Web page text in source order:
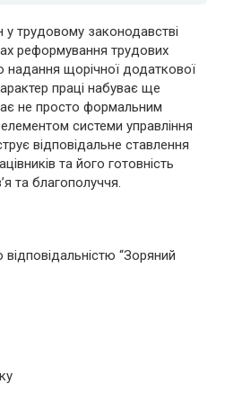
у трудовому законодавстві
реформування трудових
надання щорічної додаткової
праці набуває ще
не просто формальним
системи управління
відповідальне ставлення
та його готовність
та благополуччя.
“Зоряний